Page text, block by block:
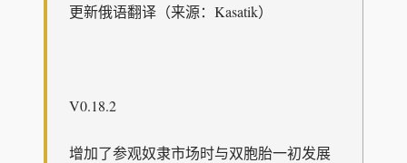
更新俄语翻译（来源：Kasatik）
V0.18.2
增加了参观奴隶市场时与双胞胎一初发展